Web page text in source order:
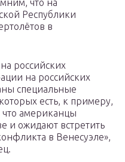
Республики
в
российских
на российских
специальные
есть, к примеру,
что американцы
и ожидают встретить
в Венесуэле»,